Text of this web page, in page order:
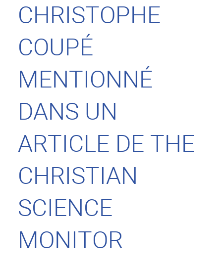
CHRISTOPHE
COUPÉ
MENTIONNÉ
DANS UN
ARTICLE DE THE
CHRISTIAN
SCIENCE
MONITOR